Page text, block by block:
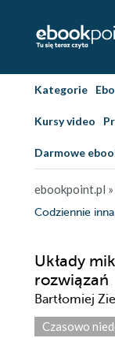
Kategorie
Kursy video
Darmowe
ebookpoint.pl »
Codziennie
Układy
rozwiązań
Bartłomiej
Czasowo